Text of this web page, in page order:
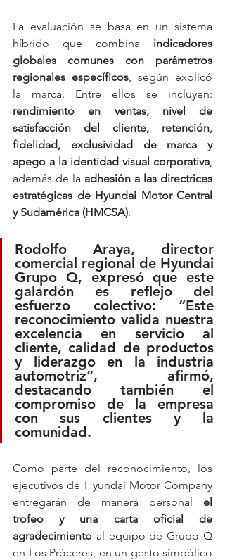
La evaluación se basa en un sistema
híbrido que combina indicadores
globales comunes con parámetros
regionales específicos, según explicó
rendimiento en ventas, nivel de
satisfacción del cliente, retención,
fidelidad, exclusividad de marca y
apego a la identidad visual corporativa,
además de la adhesión a las directrices
estratégicas de Hyundai Motor Central
y Sudamérica (HMCSA).
Rodolfo Araya, director
comercial regional de Hyundai
Grupo Q, expresó que este
galardón es reflejo del
esfuerzo colectivo: “Este
reconocimiento valida nuestra
excelencia en servicio al
cliente, calidad de productos
y liderazgo en la industria
automotriz”, afirmó,
destacando también el
compromiso de la empresa
con sus clientes y la
comunidad.
Como parte del reconocimiento, los
ejecutivos de Hyundai Motor Company
entregarán de manera personal el
trofeo y una carta oficial de
agradecimiento al equipo de Grupo Q
en Los Próceres, en un gesto simbólico